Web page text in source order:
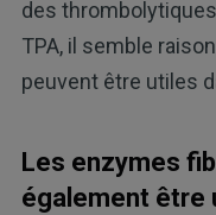
des
TPA, il semble
peuvent être utiles
Les enzymes
également être